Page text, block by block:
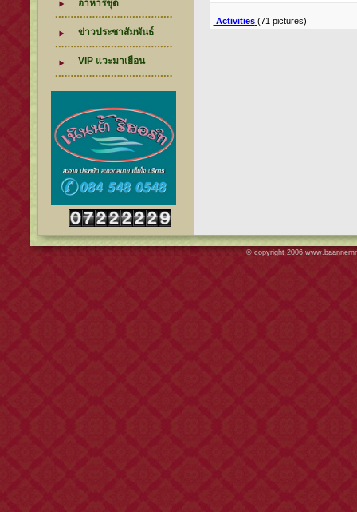
อาหารชุด
ข่าวประชาสัมพันธ์
VIP แวะมาเยือน
Activities (71 pictures)
© copyright 2006